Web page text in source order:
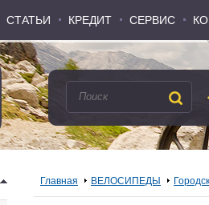
СТАТЬИ КРЕДИТ СЕРВИС
СТАТЬИ КРЕДИТ СЕРВИС
Главная ВЕЛОСИПЕДЫ